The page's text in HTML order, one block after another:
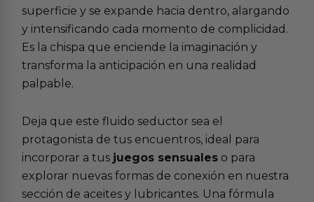
superficie y se expande hacia dentro, alargando
y intensificando cada momento de complicidad.
Es la chispa que enciende la imaginación y
transforma la anticipación en una realidad
palpable.
Deja que este fluido seductor sea el
protagonista de tus encuentros, ideal para
incorporar a tus juegos sensuales o para
explorar nuevas formas de conexión en nuestra
sección de aceites y lubricantes. Una fórmula